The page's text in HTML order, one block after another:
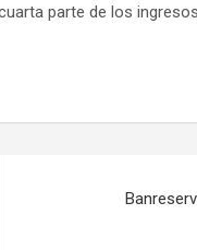
parte de los